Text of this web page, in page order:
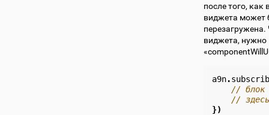
после того, как
виджета может
виджета, нужно
a9n.
// блок
//
})